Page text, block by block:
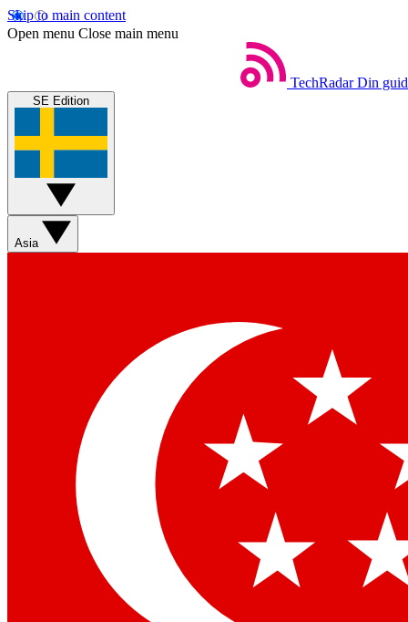
Skip to main content
Open menu Close main menu
TechRadar Din
SE Edition
Asia